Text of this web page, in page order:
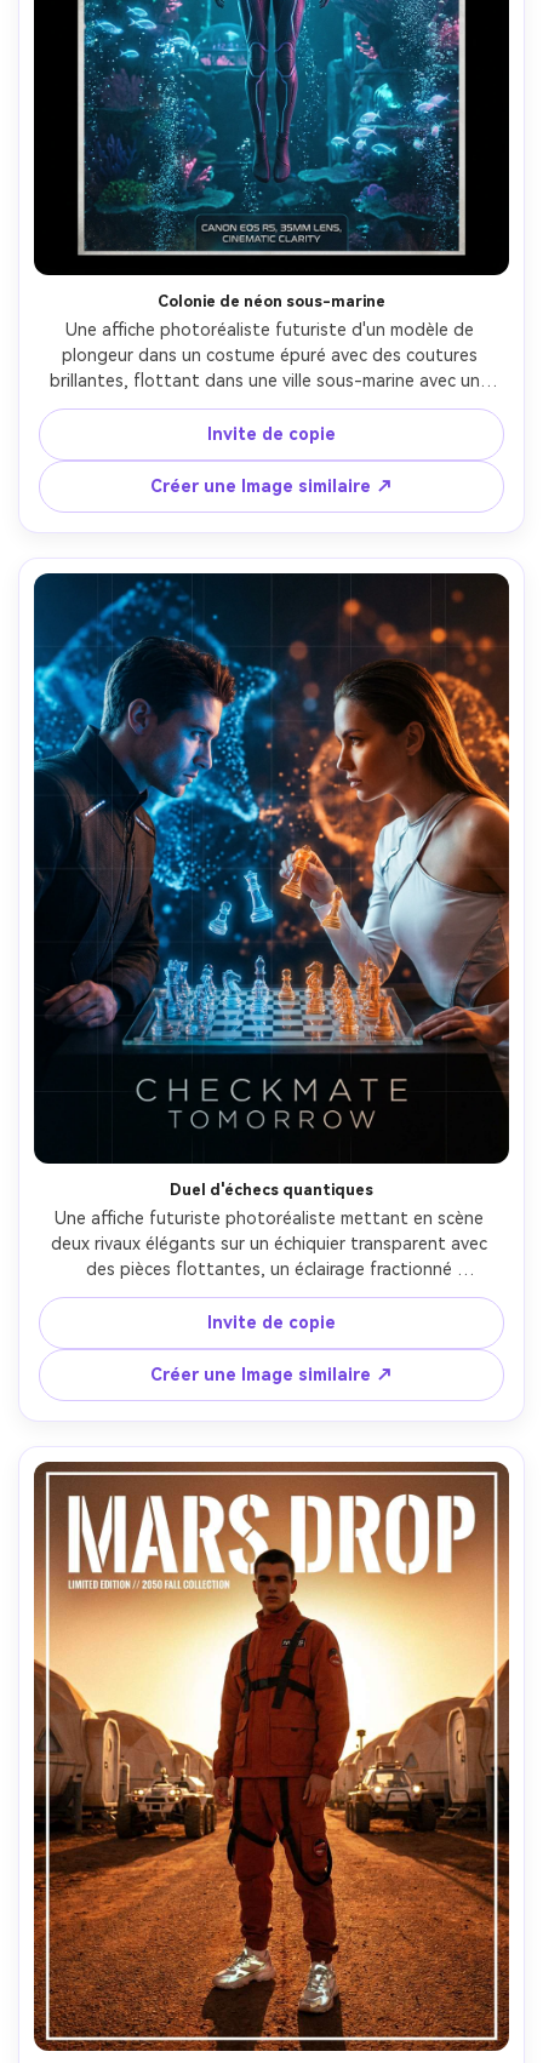
Colonie de néon sous-marine
Une affiche photoréaliste futuriste d'un modèle de
plongeur dans un costume épuré avec des coutures
brillantes, flottant dans une ville sous-marine avec une
architecture bioluminescente, une lumière ambiante bleu
teal et des reflets roses, des bulles comme texture
graphique, une typographie élégante liant "ABYSS light",
prise sur Canon EOS R5, objectif 35 mm, clarté
cinématographique, mise en page équilibrée de l'affiche
avec bloc de titre-AR 4:5
Invite de copie
Créer une Image similaire ↗
Duel d'échecs quantiques
Une affiche futuriste photoréaliste mettant en scène
deux rivaux élégants sur un échiquier transparent avec
des pièces flottantes, un éclairage fractionné
dramatique, des particules quantiques abstraites en
arrière-plan, une typographie minimaliste liant
"CHECKMATE TOMORROW", prise sur Fujifilm GFX 100,
objectif 110 mm, profondeur de champ peu profonde,
look studio haut de gamme, grille d'affiche avec forte
mise au point centrale-AR 4:5
Invite de copie
Créer une Image similaire ↗